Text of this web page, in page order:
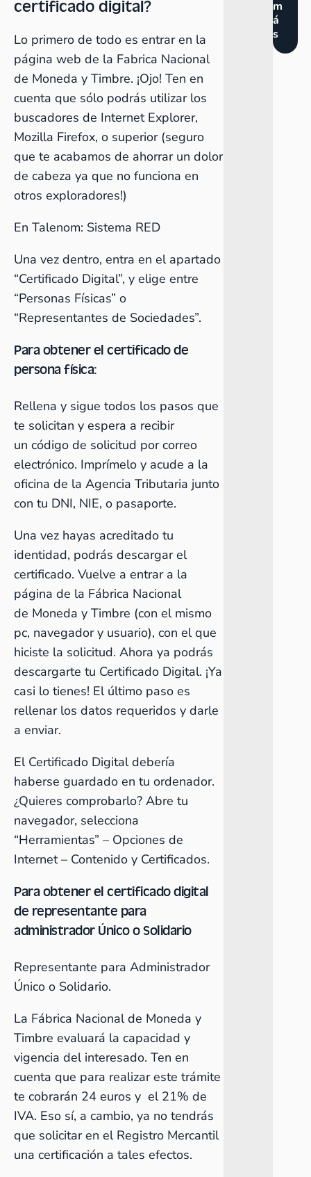
certificado digital?
Lo primero de todo es entrar en la
página web de la Fabrica Nacional
de Moneda y Timbre. ¡Ojo! Ten en
cuenta que sólo podrás utilizar los
buscadores de Internet Explorer,
Mozilla Firefox, o superior (seguro
que te acabamos de ahorrar un dolor
de cabeza ya que no funciona en
otros exploradores!)
En Talenom: Sistema RED
Una vez dentro, entra en el apartado
“Certificado Digital”, y elige entre
“Personas Físicas” o
“Representantes de Sociedades”.
Para obtener el certificado de
persona física:
Rellena y sigue todos los pasos que
te solicitan y espera a recibir
un código de solicitud por correo
electrónico. Imprímelo y acude a la
oficina de la Agencia Tributaria junto
con tu DNI, NIE, o pasaporte.
Una vez hayas acreditado tu
identidad, podrás descargar el
certificado. Vuelve a entrar a la
página de la Fábrica Nacional
de Moneda y Timbre (con el mismo
pc, navegador y usuario), con el que
hiciste la solicitud. Ahora ya podrás
descargarte tu Certificado Digital. ¡Ya
casi lo tienes! El último paso es
rellenar los datos requeridos y darle
a enviar.
El Certificado Digital debería
haberse guardado en tu ordenador.
¿Quieres comprobarlo? Abre tu
navegador, selecciona
“Herramientas” – Opciones de
Internet – Contenido y Certificados.
Para obtener el certificado digital
de representante para
administrador Único o Solidario
Representante para Administrador
Único o Solidario.
La Fábrica Nacional de Moneda y
Timbre evaluará la capacidad y
vigencia del interesado. Ten en
cuenta que para realizar este trámite
te cobrarán 24 euros y el 21% de
IVA. Eso sí, a cambio, ya no tendrás
que solicitar en el Registro Mercantil
una certificación a tales efectos.
m
á
s